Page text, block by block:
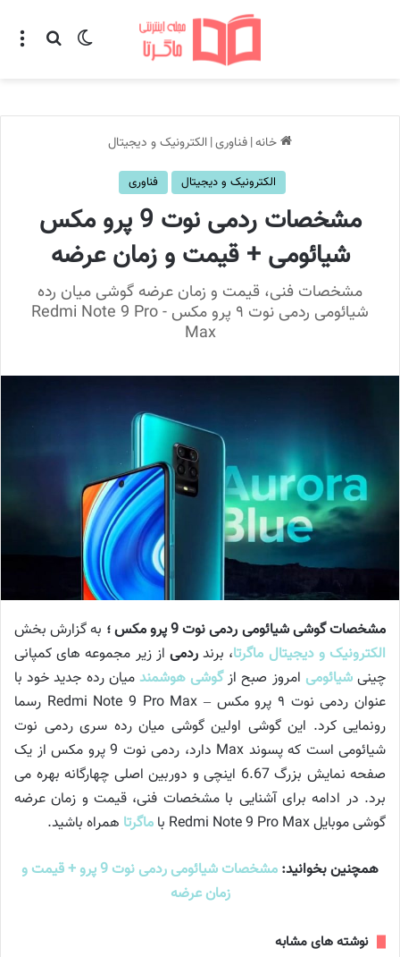
تغییر پوسته
خانه|فناوری|الکترونیک و دیجیتال
الکترونیک و دیجیتال فناوری
مشخصات ردمی نوت 9 پرو مکس
شیائومی + قیمت و زمان عرضه
مشخصات فنی، قیمت و زمان عرضه گوشی میان رده
شیائومی ردمی نوت ۹ پرو مکس - Redmi Note 9 Pro
Max
مشخصات گوشی شیائومی ردمی نوت 9 پرو مکس ؛
به گزارش بخش
الکترونیک و دیجیتال ماگرتا، برند ردمی از زیر مجموعه های کمپانی
چینیشیائومی امروز صبح ازگوشی هوشمند میان رده جدید خود با
عنوان ردمی نوت ۹ پرو مکس – Redmi Note 9 Pro Max رسما
رونمایی کرد. این گوشی اولین گوشی میان رده سری ردمی نوت
شیائومی است که پسوند Max دارد، ردمی نوت 9 پرو مکس از یک
صفحه نمایش بزرگ 6.67 اینچی و دوربین اصلی چهارگانه بهره می
برد. در ادامه برای آشنایی با مشخصات فنی، قیمت و زمان عرضه
گوشی موبایل Redmi Note 9 Pro Max با
ماگرتا همراه باشید.
همچنین بخوانید:
مشخصات شیائومی ردمی نوت 9 پرو + قیمت و
زمان عرضه
نوشته های مشابه